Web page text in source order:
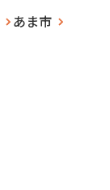
あま市